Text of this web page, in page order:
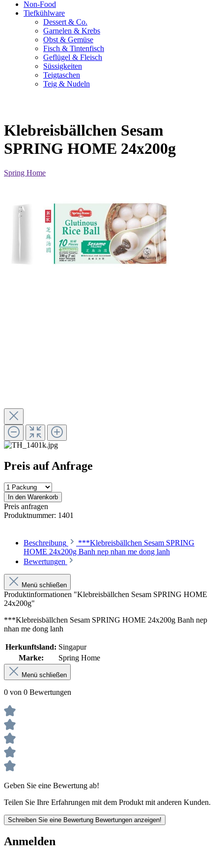
Non-Food
Tiefkühlware
Dessert & Co.
Garnelen & Krebs
Obst & Gemüse
Fisch & Tintenfisch
Geflügel & Fleisch
Süssigkeiten
Teigtaschen
Teig & Nudeln
Klebreisbällchen Sesam
SPRING HOME 24x200g
Spring Home
Preis auf Anfrage
In den Warenkorb
Preis anfragen
Produktnummer: 1401
Beschreibung
***Klebreisbällchen Sesam SPRING
HOME 24x200g Banh nep nhan me dong lanh
Bewertungen
Menü schließen
Produktinformationen "Klebreisbällchen Sesam SPRING HOME
24x200g"
***Klebreisbällchen Sesam SPRING HOME 24x200g Banh nep
nhan me dong lanh
Herkunftsland: Singapur
Marke:
Spring Home
Menü schließen
0 von 0 Bewertungen
Geben Sie eine Bewertung ab!
Teilen Sie Ihre Erfahrungen mit dem Produkt mit anderen Kunden.
Schreiben Sie eine Bewertung Bewertungen anzeigen!
Anmelden